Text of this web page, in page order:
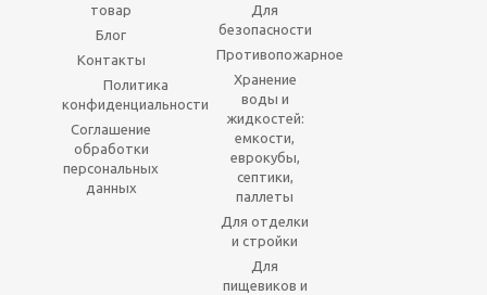
товар
Блог
Контакты
Политика
конфиденциальности
Соглашение
обработки
персональных
данных
Для
безопасности
Противопожарное
Хранение
воды и
жидкостей:
емкости,
еврокубы,
септики,
паллеты
Для отделки
и стройки
Для
пищевиков и